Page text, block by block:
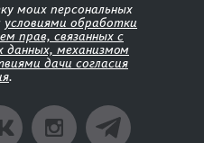
моих персональных
условиями обработки
прав, связанных с
данных, механизмом
дачи согласия
.